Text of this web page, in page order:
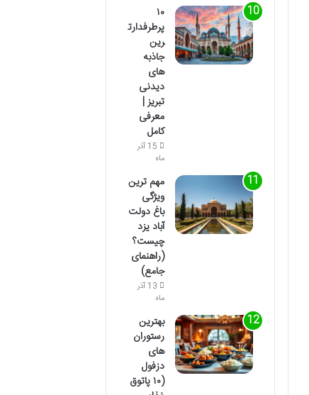
۱۰
پرطرفدارت
رین
جاذبه
های
دیدنی
تبریز |
معرفی
کامل
15 آذر
ماه
مهم ترین
ویژگی
باغ دولت
آباد یزد
چیست؟
(راهنمای
جامع)
13 آذر
ماه
بهترین
رستوران
های
دزفول
(۱۰ پاتوق